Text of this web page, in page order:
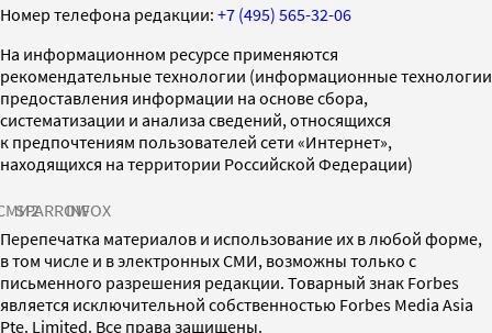
Номер телефона редакции: +7 (495) 565-32-06
На информационном ресурсе применяются
рекомендательные технологии (информационные технологии
предоставления информации на основе сбора,
систематизации и анализа сведений, относящихся
к предпочтениям пользователей сети «Интернет»,
находящихся на территории Российской Федерации)
SPARROWINFOX
Перепечатка материалов и использование их в любой форме,
в том числе и в электронных СМИ, возможны только с
письменного разрешения редакции. Товарный знак Forbes
является исключительной собственностью Forbes Media Asia
Pte. Limited. Все права защищены.